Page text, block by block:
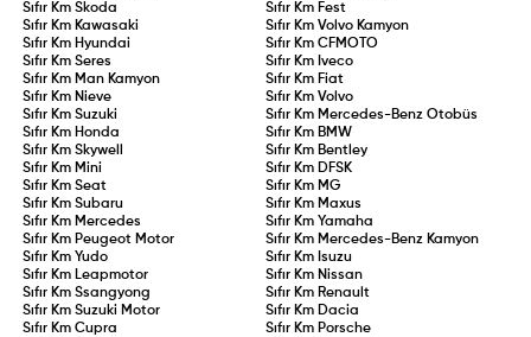
Sıfır KmSkoda Sıfır Km Fest
Sıfır Km Kawasaki Sıfır Km Volvo Kamyon
Sıfır Km Hyundai Sıfır Km CFMOTO
Sıfır KmSeres Sıfır Km Iveco
Sıfır Km Man Kamyon Sıfır Km Fiat
Sıfır Km Nieve Sıfır Km Volvo
Sıfır KmSuzuki Sıfır Km Mercedes-Benz Otobüs
Sıfır Km Honda Sıfır Km BMW
Sıfır KmSkywell Sıfır Km Bentley
Sıfır Km Mini Sıfır Km DFSK
Sıfır KmSeat Sıfır Km MG
Sıfır KmSubaru Sıfır Km Maxus
Sıfır Km Mercedes Sıfır Km Yamaha
Sıfır Km Peugeot Motor Sıfır Km Mercedes-Benz Kamyon
Sıfır KmYudo Sıfır Km Isuzu
Sıfır Km Leapmotor Sıfır Km Nissan
Sıfır KmSsangyong Sıfır Km Renault
Sıfır KmSuzuki Motor Sıfır Km Dacia
Sıfır KmCupra Sıfır Km Porsche